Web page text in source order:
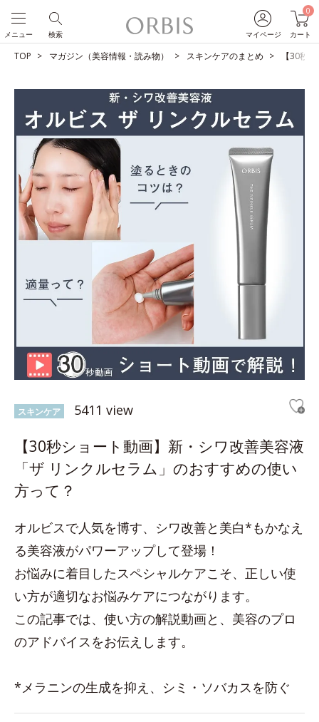
マイページ
0
カート
検索
メニュー
TOP マガジン（美容情報・読み物） スキンケアのまとめ 【30秒
スキンケア 5411 view
【30秒ショート動画】新・シワ改善美容液
「ザ リンクルセラム」のおすすめの使い
方って？
オルビスで人気を博す、シワ改善と美白*もかなえ
る美容液がパワーアップして登場！
お悩みに着目したスペシャルケアこそ、正しい使
い方が適切なお悩みケアにつながります。
この記事では、使い方の解説動画と、美容のプロ
のアドバイスをお伝えします。
*メラニンの生成を抑え、シミ・ソバカスを防ぐ